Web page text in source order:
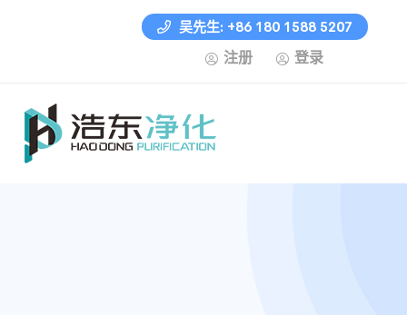
吴先生: +86 180 1588 5207
注册 登录